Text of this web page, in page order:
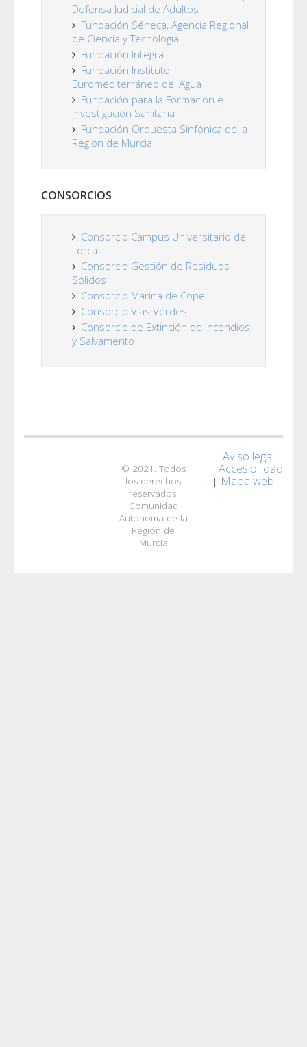
Defensa Judicial de Adultos
Fundación Séneca, Agencia Regional
de Ciencia y Tecnología
Fundación Integra
Fundación Instituto
Euromediterráneo del Agua
Fundación para la Formación e
Investigación Sanitaria
Fundación Orquesta Sinfónica de la
Región de Murcia
CONSORCIOS
Consorcio Campus Universitario de
Lorca
Consorcio Gestión de Residuos
Sólidos
Consorcio Marina de Cope
Consorcio Vías Verdes
Consorcio de Extinción de Incendios
y Salvamento
© 2021. Todos
los derechos
reservados.
Comunidad
Autónoma de la
Región de
Murcia
Aviso legal |
Accesibilidad
| Mapa web |